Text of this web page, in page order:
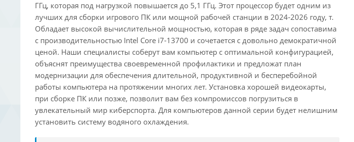
ГГц, которая под нагрузкой повышается до 5,1 ГГц. Этот процессор будет одним из
лучших для сборки игрового ПК или мощной рабочей станции в 2024-2026 году, т.
Обладает высокой вычислительной мощностью, которая в ряде задач сопоставима
с производительностью Intel Core i7-13700 и сочетается с довольно демократичной
ценой. Наши специалисты соберут вам компьютер с оптимальной конфигурацией,
объяснят преимущества своевременной профилактики и предложат план
модернизации для обеспечения длительной, продуктивной и бесперебойной
работы компьютера на протяжении многих лет. Установка хорошей видеокарты,
при сборке ПК или позже, позволит вам без компромиссов погрузиться в
увлекательный мир киберспорта. Для компьютеров данной серии будет нелишним
установить систему водяного охлаждения.